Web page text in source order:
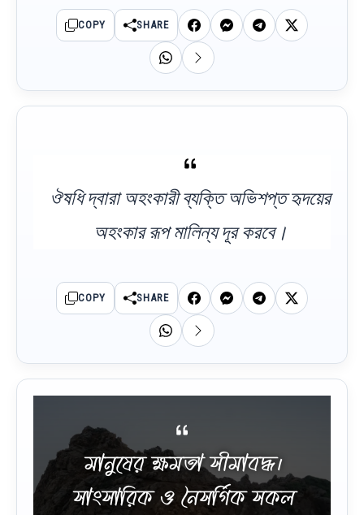
COPY SHARE
ঔষধি দ্বারা অহংকারী ব্যক্তি অভিশপ্ত হৃদয়ের
অহংকার রূপ মালিন্য দূর করবে।
COPY SHARE
মানুষের ক্ষমতা সীমাবদ্ধ।
সাংসারিক ও নৈসর্গিক সকল